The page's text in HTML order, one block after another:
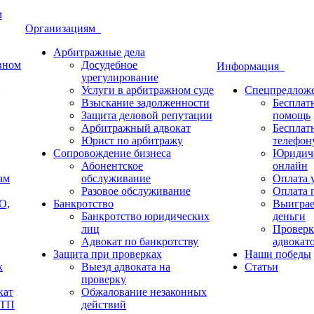
Организациям
Арбитражные дела
Досудебное
урегулирование
Услуги в арбитражном суде
Взыскание задолженности
Защита деловой репутации
Арбитражный адвокат
Юрист по арбитражу
Сопровождение бизнеса
Абонентское
обслуживание
Разовое обслуживание
Банкротство
Банкротство юридических
лиц
Адвокат по банкротству
Защита при проверках
Выезд адвоката на
проверку
Обжалование незаконных
действий
Информация
помощь
онлайн
Оплата
Оплата
деньги
Наши победы
Статьи